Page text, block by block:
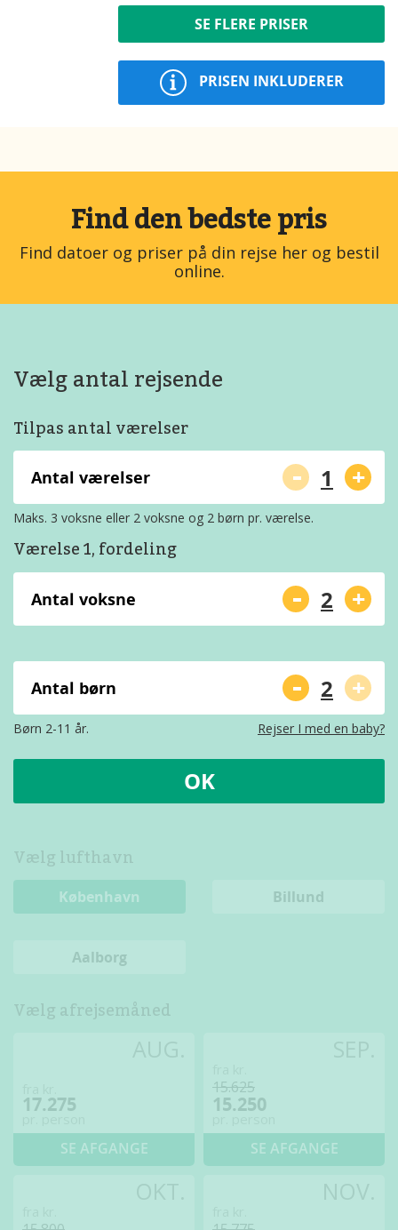
SE FLERE PRISER
PRISEN INKLUDERER
Find den bedste pris
Find datoer og priser på din rejse her og bestil
online.
Vælg antal rejsende
Tilpas antal værelser
Antal værelser - +
Maks. 3 voksne eller 2 voksne og 2 børn pr. værelse.
Værelse 1, fordeling
Antal voksne - +
Antal børn - +
Børn 2-11 år. Rejser I med en baby?
OK
Vælg lufthavn
København Billund
Aalborg
Vælg afrejsemåned
17.275
SE AFGANGE
15.625
15.250
SE AFGANGE